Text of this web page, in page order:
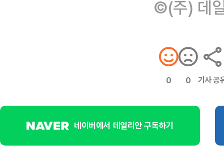
©(주) 데
0 0 기사 공
네이버에서 데일리안 구독하기